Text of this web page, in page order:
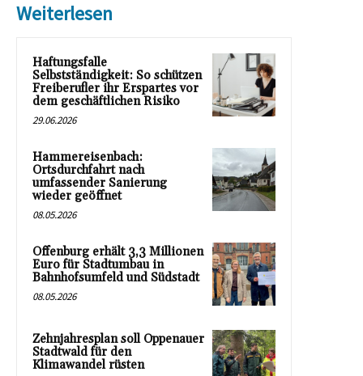
Weiterlesen
Haftungsfalle
Selbstständigkeit: So schützen
Freiberufler ihr Erspartes vor
dem geschäftlichen Risiko
29.06.2026
Hammereisenbach:
Ortsdurchfahrt nach
umfassender Sanierung
wieder geöffnet
08.05.2026
Offenburg erhält 3,3 Millionen
Euro für Stadtumbau in
Bahnhofsumfeld und Südstadt
08.05.2026
Zehnjahresplan soll Oppenauer
Stadtwald für den
Klimawandel rüsten